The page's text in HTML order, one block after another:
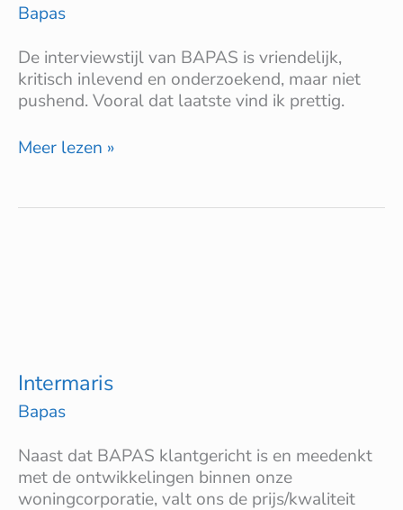
Bapas
De interviewstijl van BAPAS is vriendelijk,
kritisch inlevend en onderzoekend, maar niet
pushend. Vooral dat laatste vind ik prettig.
Meer lezen »
Intermaris
Bapas
Naast dat BAPAS klantgericht is en meedenkt
met de ontwikkelingen binnen onze
woningcorporatie, valt ons de prijs/kwaliteit